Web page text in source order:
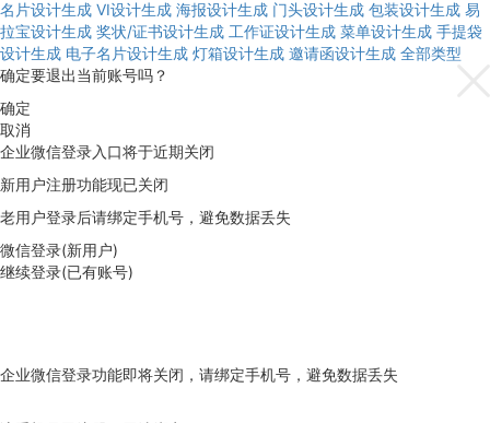
名片设计生成 VI设计生成 海报设计生成 门头设计生成 包装设计生成 易
拉宝设计生成 奖状/证书设计生成 工作证设计生成 菜单设计生成 手提袋
设计生成 电子名片设计生成 灯箱设计生成 邀请函设计生成 全部类型
确定要退出当前账号吗？
确定
取消
企业微信登录入口将于近期关闭
新用户注册功能现已关闭
老用户登录后请绑定手机号，避免数据丢失
微信登录(新用户)
继续登录(已有账号)
企业微信登录功能即将关闭，请绑定手机号，避免数据丢失